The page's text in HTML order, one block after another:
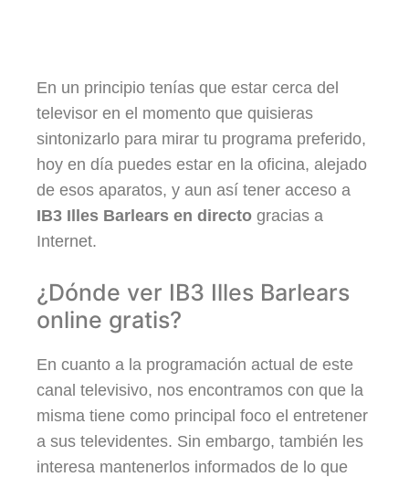
En un principio tenías que estar cerca del
televisor en el momento que quisieras
sintonizarlo para mirar tu programa preferido,
hoy en día puedes estar en la oficina, alejado
de esos aparatos, y aun así tener acceso a
IB3 Illes Barlears en directo gracias a
Internet.
¿Dónde ver IB3 Illes Barlears
online gratis?
En cuanto a la programación actual de este
canal televisivo, nos encontramos con que la
misma tiene como principal foco el entretener
a sus televidentes. Sin embargo, también les
interesa mantenerlos informados de lo que